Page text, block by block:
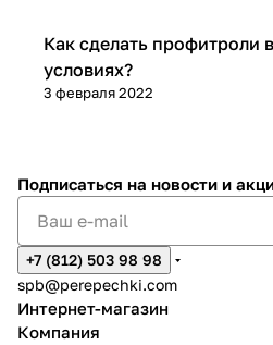
Рецепты
3 февраля 2022
Как сделать профитроли
условиях?
Подписаться на новости и
+7 (812) 503 98 98
spb@perepechki.com
Интернет-магазин
Компания